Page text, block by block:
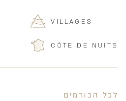
VILLAGES
CÔTE DE NUITS
לכל הכורמים